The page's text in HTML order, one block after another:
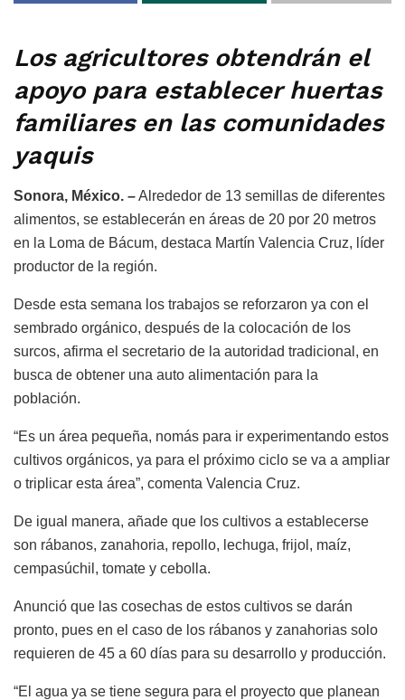
Los agricultores obtendrán el
apoyo para establecer huertas
familiares en las comunidades
yaquis
Sonora, México. –Alrededor de 13 semillas de diferentes
alimentos, se establecerán en áreas de 20 por 20 metros
en la Loma de Bácum, destaca Martín Valencia Cruz, líder
productor de la región.
Desde esta semana los trabajos se reforzaron ya con el
sembrado orgánico, después de la colocación de los
surcos, afirma el secretario de la autoridad tradicional, en
busca de obtener una auto alimentación para la
población.
“Es un área pequeña, nomás para ir experimentando estos
cultivos orgánicos, ya para el próximo ciclo se va a ampliar
o triplicar esta área”, comenta Valencia Cruz.
De igual manera, añade que los cultivos a establecerse
son rábanos, zanahoria, repollo, lechuga, frijol, maíz,
cempasúchil, tomate y cebolla.
Anunció que las cosechas de estos cultivos se darán
pronto, pues en el caso de los rábanos y zanahorias solo
requieren de 45 a 60 días para su desarrollo y producción.
“El agua ya se tiene segura para el proyecto que planean